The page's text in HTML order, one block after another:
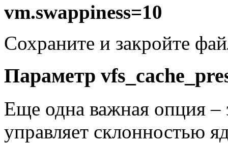
vm.swappiness=10
Сохраните и закройте
Параметр
Еще одна важная опция –
управляет склонностью